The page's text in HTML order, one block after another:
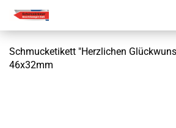
Schmucketikett "Herzlichen
46x32mm